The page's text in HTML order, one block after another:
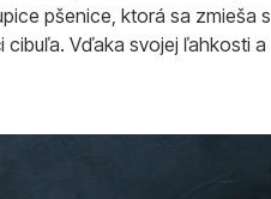
pšenice, ktorá sa zmieša s
Vďaka svojej ľahkosti a